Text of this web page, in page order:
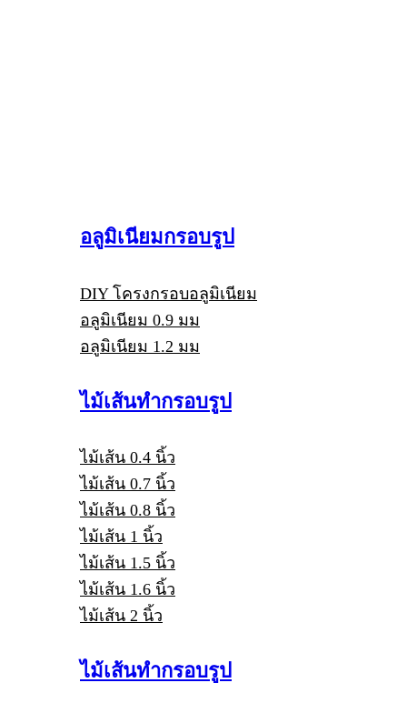
อลูมิเนียมกรอบรูป
DIY โครงกรอบอลูมิเนียม
อลูมิเนียม 0.9 มม
อลูมิเนียม 1.2 มม
ไม้เส้นทำกรอบรูป
ไม้เส้น 0.4 นิ้ว
ไม้เส้น 0.7 นิ้ว
ไม้เส้น 0.8 นิ้ว
ไม้เส้น 1 นิ้ว
ไม้เส้น 1.5 นิ้ว
ไม้เส้น 1.6 นิ้ว
ไม้เส้น 2 นิ้ว
ไม้เส้นทำกรอบรูป